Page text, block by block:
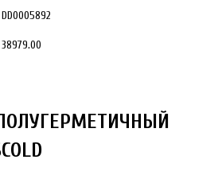
DD0005892
38979.00